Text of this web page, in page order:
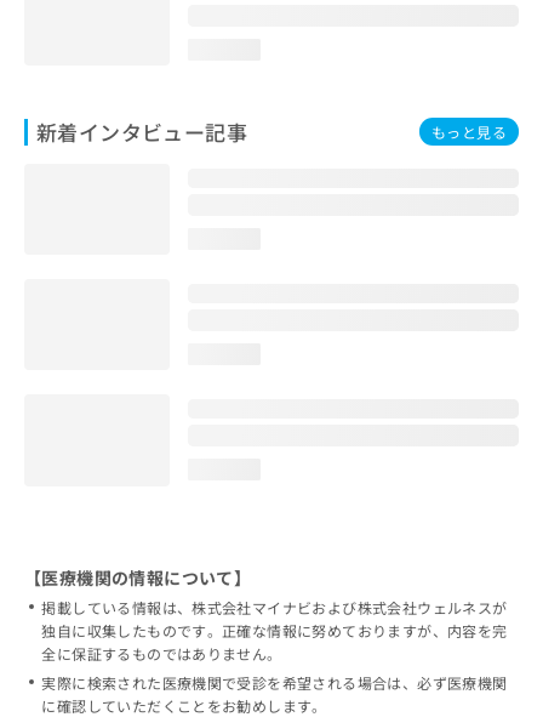
新着インタビュー記事 もっと見る
【医療機関の情報について】
掲載している情報は、株式会社マイナビおよび株式会社ウェルネスが
独自に収集したものです。正確な情報に努めておりますが、内容を完
全に保証するものではありません。
実際に検索された医療機関で受診を希望される場合は、必ず医療機関
に確認していただくことをお勧めします。